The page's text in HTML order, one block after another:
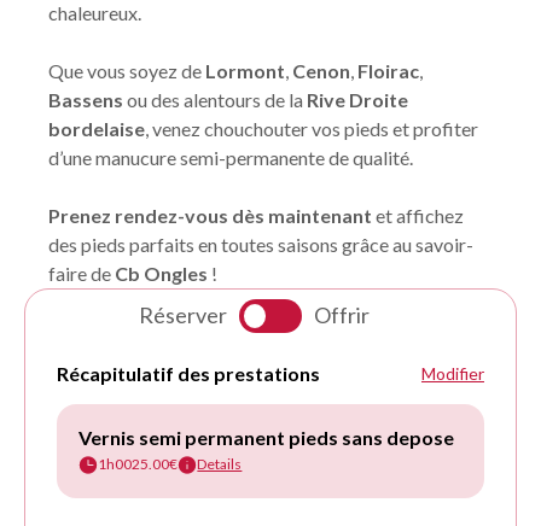
Réserver Offrir
chaleureux.
Que vous soyez de Lormont, Cenon, Floirac,
Bassens ou des alentours de la Rive Droite
bordelaise, venez chouchouter vos pieds et profiter
d’une manucure semi-permanente de qualité.
Prenez rendez-vous dès maintenant et affichez
des pieds parfaits en toutes saisons grâce au savoir-
faire de Cb Ongles !